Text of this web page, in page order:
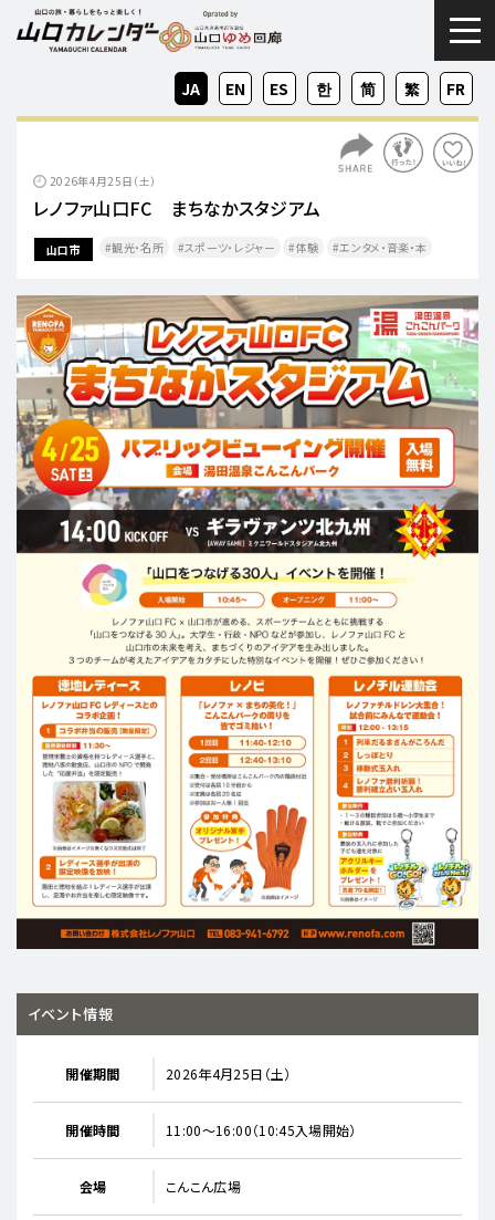
ZH-
CN
ZH-
TW
EN FR
JA KO
ES
2026年4月25日（土）
レノファ山口FC まちなかスタジアム
山口市 観光・名所 スポーツ・レジャー 体験 エンタメ・音楽・本
イベント情報
開催期間 2026年4月25日（土）
開催時間 11:00～16:00（10:45入場開始）
会場 こんこん広場